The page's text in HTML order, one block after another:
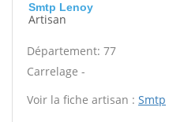
Smtp Lenoy
Artisan
Département: 77
Carrelage -
Voir la fiche artisan : Smtp